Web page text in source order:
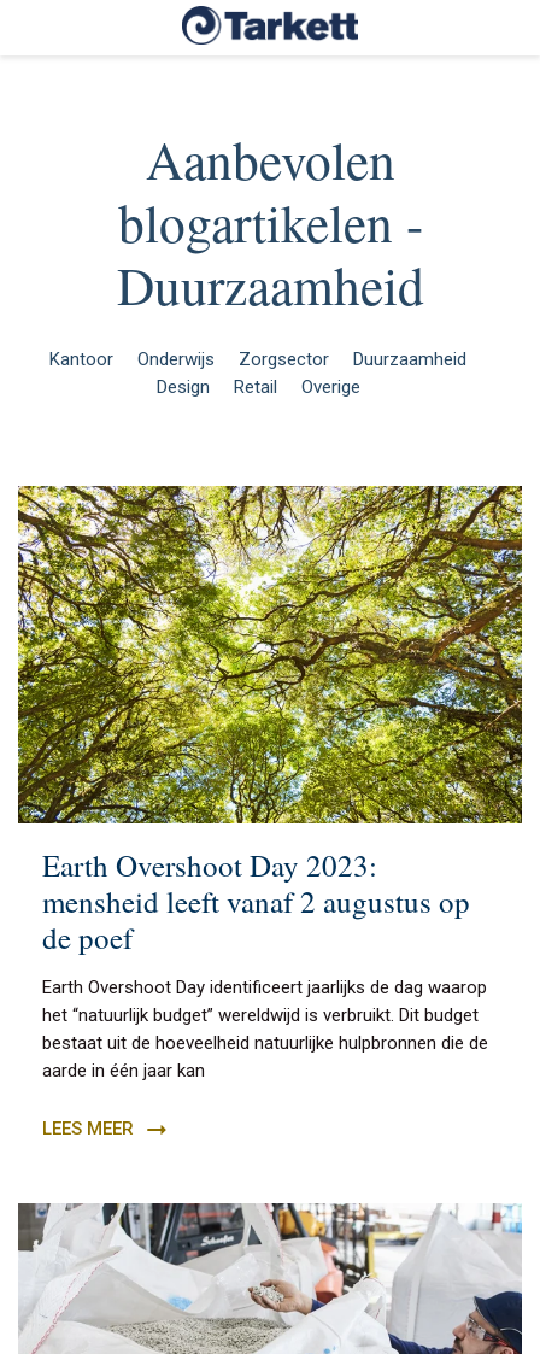
Aanbevolen
blogartikelen -
Duurzaamheid
Kantoor Onderwijs Zorgsector
Duurzaamheid
Design
Retail Overige
Earth Overshoot Day 2023:
mensheid leeft vanaf 2 augustus op
de poef
Earth Overshoot Day identificeert jaarlijks de dag waarop
het “natuurlijk budget” wereldwijd is verbruikt. Dit budget
bestaat uit de hoeveelheid natuurlijke hulpbronnen die de
aarde in één jaar kan
LEES MEER